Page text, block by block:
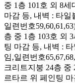
중 1층 101호 외 8
마감 등, 내벽 : 타일
일련번호
층 중 1층 103호 외
팅 마감 등, 내벽 :
임,일련번호
크리트지붕 24층 중
르타르 위 페인팅